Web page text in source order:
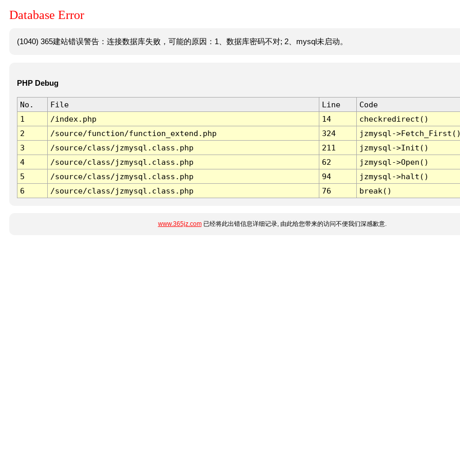
Database Error
(1040) 365建站错误警告：连接数据库失败，可能的原因：1、数据库密码不对; 2、mysql未启动。
PHP Debug
No. File Line
Code
1
/index.php 14
checkredirect()
2
/source/function/function_extend.php 324
jzmysql-
3
/source/class/jzmysql.class.php 211
jzmysql->Init()
4
/source/class/jzmysql.class.php 62
jzmysql->Open()
5
/source/class/jzmysql.class.php 94
jzmysql->halt()
6
/source/class/jzmysql.class.php 76 break()
www.365jz.com已经将此出错信息详细记录, 由此给您带来的访问不便我们深感歉意.